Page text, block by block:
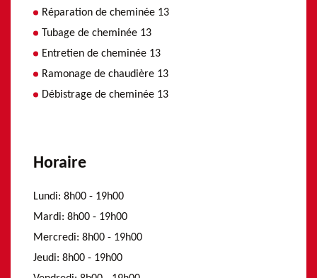
Réparation de cheminée 13
Tubage de cheminée 13
Entretien de cheminée 13
Ramonage de chaudière 13
Débistrage de cheminée 13
Horaire
Lundi: 8h00 - 19h00
Mardi: 8h00 - 19h00
Mercredi: 8h00 - 19h00
Jeudi: 8h00 - 19h00